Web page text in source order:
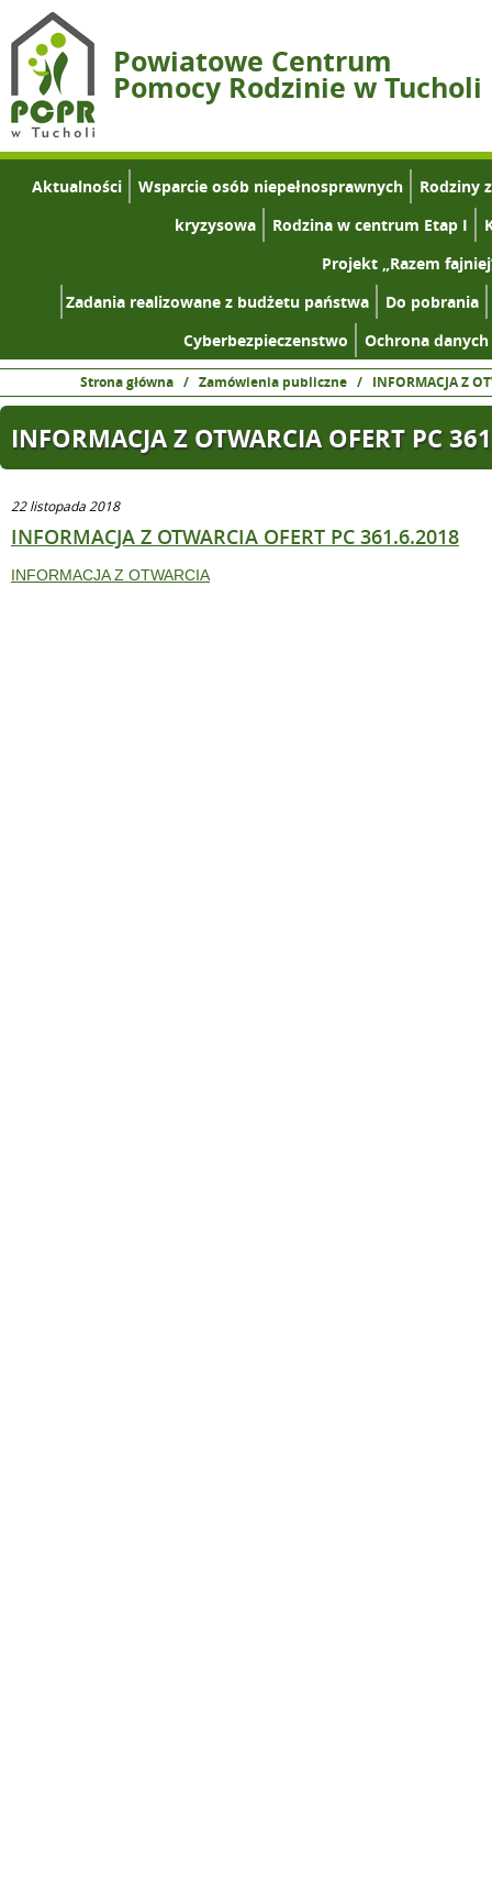
Powiatowe Centrum
Pomocy Rodzinie w Tucholi
Aktualności Wsparcie osób niepełnosprawnych
Rodziny
kryzysowa
Rodzina w centrum Etap I
Projekt „Razem
Zadania realizowane z budżetu państwa
Do pobrania
Cyberbezpieczenstwo
Ochrona
Strona główna / Zamówienia publiczne / INFORMACJA Z
INFORMACJA Z OTWARCIA OFERT PC
22 listopada 2018
INFORMACJA Z OTWARCIA OFERT PC 361.6.2018
INFORMACJA Z OTWARCIA